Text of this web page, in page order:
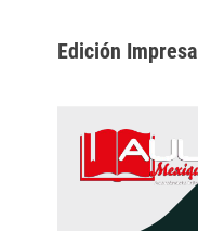
Edición Impresa